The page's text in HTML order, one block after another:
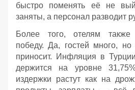
быстро поменять её не
заняты, а персонал разводит
Более того, отелям также
победу. Да, гостей много,
приносит. Инфляция в
держится на уровне
издержки растут как на